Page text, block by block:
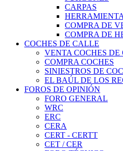
CARPAS
COMPRA DE
COMPRA DE
COCHES DE CALLE
VENTA COCHES DE
COMPRA COCHES
SINIESTROS DE
EL BAÚL DE LOS
FOROS DE OPINIÓN
FORO GENERAL
WRC
ERC
CERA
CERT - CERTT
CET / CER